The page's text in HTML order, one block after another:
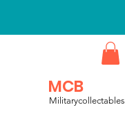
MCB
Militarycollectables